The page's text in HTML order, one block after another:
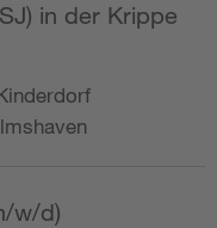
in der Krippe
w/d)